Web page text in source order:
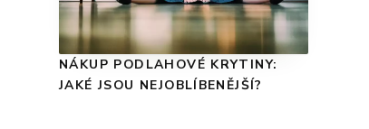
NÁKUP PODLAHOVÉ KRYTINY:
JAKÉ JSOU NEJOBLÍBENĚJŠÍ?